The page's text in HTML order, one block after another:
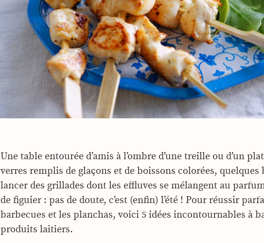
Une table entourée d’amis à l’ombre d’une treille ou d’un
verres remplis de glaçons et de boissons colorées, quelques
lancer des grillades dont les effluves se mélangent au
de figuier : pas de doute, c’est (enfin) l’été ! Pour réussir
barbecues et les planchas, voici 5 idées incontournables à
produits laitiers.